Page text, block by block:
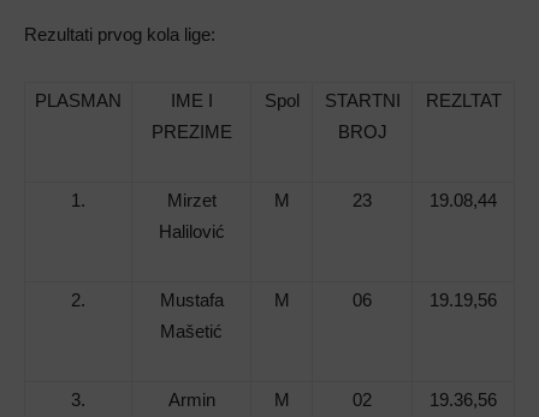
Rezultati prvog kola lige:
PLASMAN
IME I
PREZIME
Spol
STARTNI
BROJ
REZLTAT
1.
Mirzet
Halilović
M 23 19.08,44
2.
Mustafa
Mašetić
M 06 19.19,56
3.
Armin
M 02 19.36,56